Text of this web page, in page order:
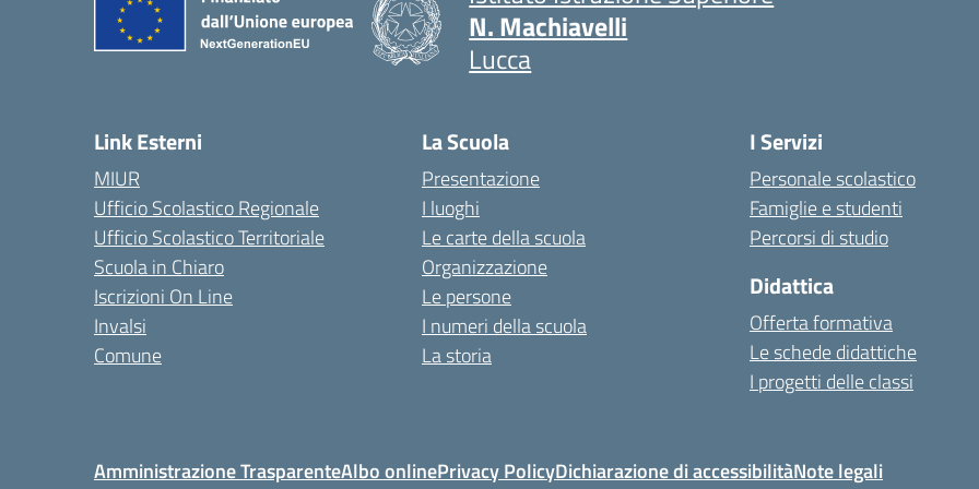
N. Machiavelli
Lucca
Link Esterni
MIUR
Ufficio Scolastico Regionale
Ufficio Scolastico Territoriale
Scuola in Chiaro
Iscrizioni On Line
Invalsi
Comune
La Scuola
Presentazione
I luoghi
Le carte della scuola
Organizzazione
Le persone
I numeri della scuola
La storia
I Servizi
Personale scolastico
Famiglie e studenti
Percorsi di studio
Didattica
Offerta formativa
Le schede didattiche
I progetti delle classi
Amministrazione TrasparenteAlbo onlinePrivacy PolicyDichiarazione di accessibilitàNote legali